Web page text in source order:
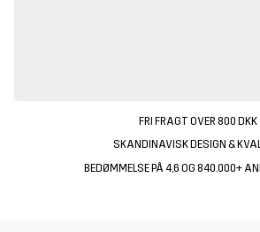
FRI FRAGT OVER 800 DKK
SKANDINAVISK DESIGN &
BEDØMMELSE PÅ 4,6 OG 840.000+